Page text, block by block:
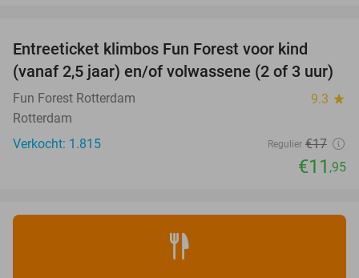
Entreeticket klimbos Fun Forest voor kind
(vanaf 2,5 jaar) en/of volwassene (2 of 3 uur)
Fun Forest Rotterdam 9.3 star
Rotterdam
Verkocht: 1.815
Regulier €17
€11 ,95